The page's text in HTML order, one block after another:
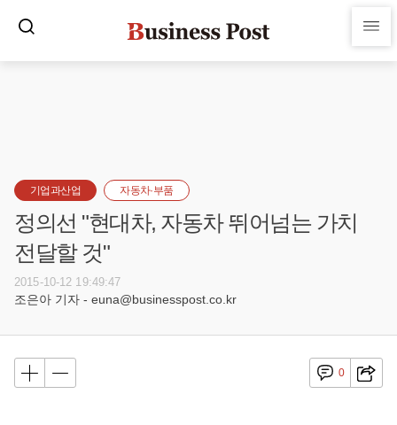
기업과산업 자동차·부품
정의선 "현대차, 자동차 뛰어넘는 가치
전달할 것"
2015-10-12 19:49:47
조은아 기자 - euna@businesspost.co.kr
0